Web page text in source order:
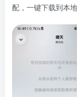
配，一键下载到本